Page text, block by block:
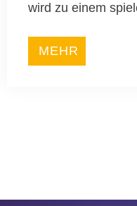
wird zu einem
MEHR